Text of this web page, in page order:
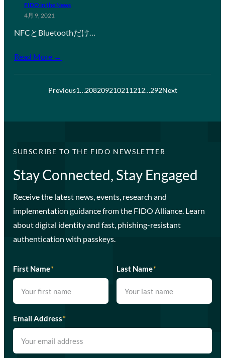
FIDO in the News
4月 9, 2021
NFCとBluetoothだけ…
Read More →
Previous1…208209210211212…292Next
SUBSCRIBE TO THE FIDO NEWSLETTER
Stay Connected, Stay Engaged
Receive the latest news, events, research and
implementation guidance from the FIDO Alliance. Learn
about digital identity and fast, phishing-resistant
authentication with passkeys.
First Name* Last Name*
Email Address*